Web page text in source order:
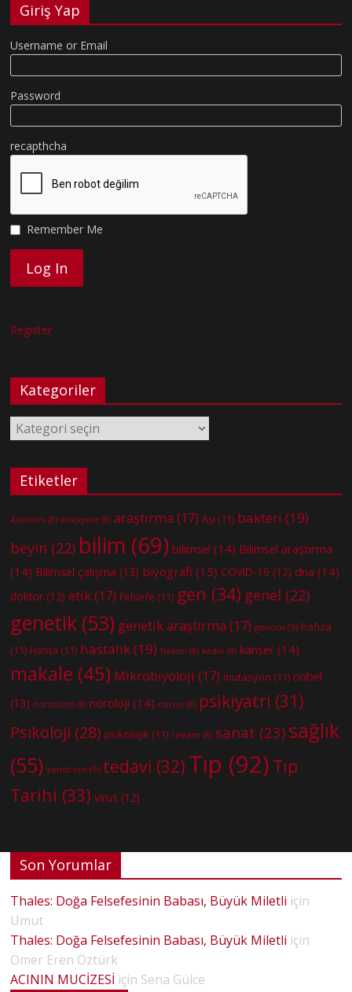
Giriş Yap
Username or Email
Password
recapthcha
Remember Me
Register
Kategoriler
Kategoriler
Etiketler
Anatomi (8) anksiyete (8) araştırma (17) Aşı (11) bakteri (19)
beyin (22) bilim (69) bilimsel (14) Bilimsel araştırma
(14) Bilimsel çalışma (13) biyografi (15) COVID-19 (12) dna (14)
doktor (12) etik(17) Felsefe (11) gen (34) genel (22)
genetik (53) genetik araştırma (17) genom (9) hafıza
(11) Hasta (11) hastalık(19) hekim (8) kadın (8) kanser (14)
makale (45) Mikrobiyoloji (17) mutasyon (11) nobel
(13) nörobilim (8) nöroloji (14) nöron (8) psikiyatri (31)
Psikoloji (28) psikolojik (11) ressam (8) sanat (23) sağlık
(55) sendrom (9) tedavi (32) Tıp (92) Tıp
Tarihi (33) virüs (12)
Son Yorumlar
Thales: Doğa Felsefesinin Babası, Büyük Miletli için
Umut
Thales: Doğa Felsefesinin Babası, Büyük Miletli için
Ömer Eren Öztürk
ACININ MUCİZESİ için Sena Gülce